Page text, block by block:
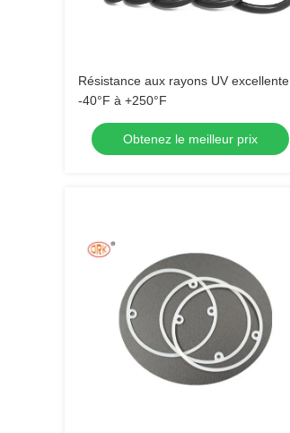
Résistance aux rayons UV excellente
-40°F à +250°F
Obtenez le meilleur prix